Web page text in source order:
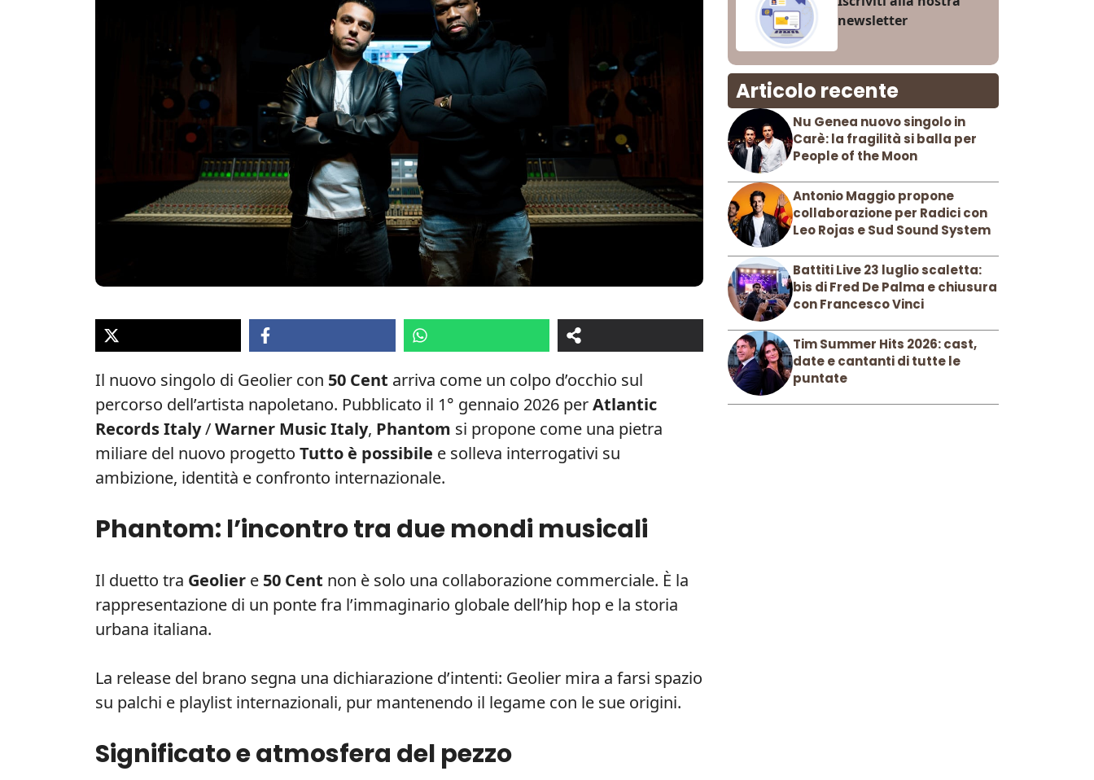
Il nuovo singolo di Geolier con 50 Cent arriva come un colpo d’occhio sul
percorso dell’artista napoletano. Pubblicato il 1° gennaio 2026 perAtlantic
Records Italy/Warner Music Italy, Phantom si propone come una pietra
miliare del nuovo progetto Tutto è possibile e solleva interrogativi su
ambizione, identità e confronto internazionale.
Phantom: l’incontro tra due mondi musicali
Il duetto tra Geolier e 50 Cent non è solo una collaborazione commerciale. È la
rappresentazione di un ponte fra l’immaginario globale dell’hip hop e la storia
urbana italiana.
La release del brano segna una dichiarazione d’intenti: Geolier mira a farsi spazio
su palchi e playlist internazionali, pur mantenendo il legame con le sue origini.
Significato e atmosfera del pezzo
newsletter
Articolo recente
Nu Genea nuovo singolo in
Carè: la fragilità si balla per
People of the Moon
Antonio Maggio propone
collaborazione per Radici con
Leo Rojas e Sud Sound System
Battiti Live 23 luglio scaletta:
bis di Fred De Palma e chiusura
con Francesco Vinci
Tim Summer Hits 2026: cast,
date e cantanti di tutte le
puntate